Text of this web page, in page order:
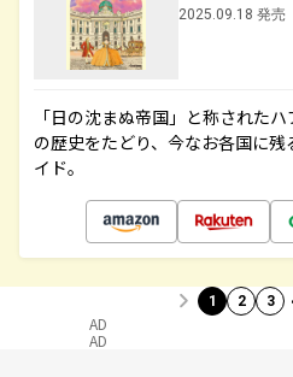
2025.09.18 発売
「日の沈まぬ帝国」と称された
の歴史をたどり、今なお各国に
イド。
1 2 3
AD
AD